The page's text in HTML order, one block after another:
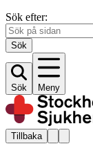
Sök efter:
Sök
Sök Meny
Tillbaka